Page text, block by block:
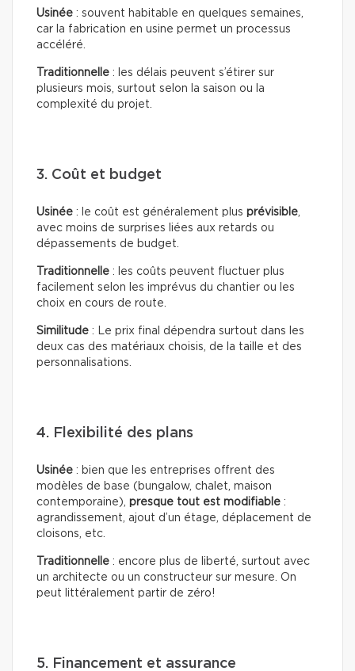
Usinée : souvent habitable en quelques semaines,
car la fabrication en usine permet un processus
accéléré.
Traditionnelle : les délais peuvent s’étirer sur
plusieurs mois, surtout selon la saison ou la
complexité du projet.
3. Coût et budget
Usinée : le coût est généralement plus prévisible,
avec moins de surprises liées aux retards ou
dépassements de budget.
Traditionnelle : les coûts peuvent fluctuer plus
facilement selon les imprévus du chantier ou les
choix en cours de route.
Similitude : Le prix final dépendra surtout dans les
deux cas des matériaux choisis, de la taille et des
personnalisations.
4. Flexibilité des plans
Usinée : bien que les entreprises offrent des
modèles de base (bungalow, chalet, maison
contemporaine), presque tout est modifiable :
agrandissement, ajout d’un étage, déplacement de
cloisons, etc.
Traditionnelle : encore plus de liberté, surtout avec
un architecte ou un constructeur sur mesure. On
peut littéralement partir de zéro!
5. Financement et assurance